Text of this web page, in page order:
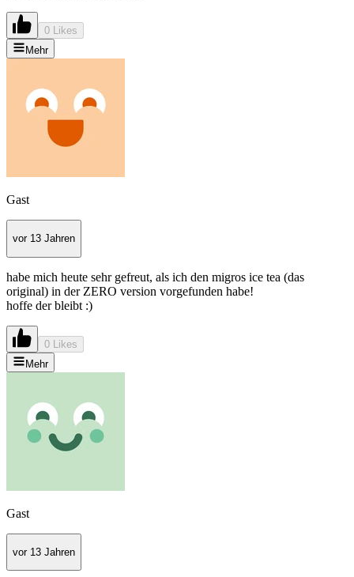
0 Likes
Mehr
Gast
vor 13 Jahren
habe mich heute sehr gefreut, als ich den migros ice tea (das
original) in der ZERO version vorgefunden habe!
hoffe der bleibt :)
0 Likes
Mehr
Gast
vor 13 Jahren